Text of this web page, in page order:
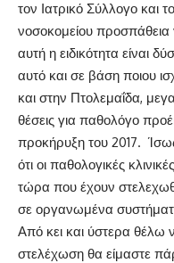
τον Ιατρικό Σύλλογο και
νοσοκομείου προσπάθεια
αυτή η ειδικότητα είναι
αυτό και σε βάση ποιου
και στην Πτολεμαΐδα,
θέσεις για παθολόγο
προκήρυξη του 2017.
ότι οι παθολογικές
τώρα που έχουν
σε οργανωμένα συστήματα
Από κει και ύστερα θέλω
στελέχωση θα είμαστε